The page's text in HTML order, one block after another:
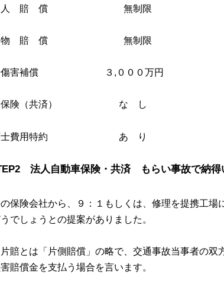
人 賠 償 無制限
物 賠 償 無制限
傷害補償 ３,０００万円
保険（共済） な し
士費用特約 あ り
法人自動車保険・共済 もらい事故で納
保険会社から、９：１もしくは、修理を提携工
でしょうとの提案がありました。
とは「片側賠償」の略で、交通事故当事者の双
賠償金を支払う場合を言います。